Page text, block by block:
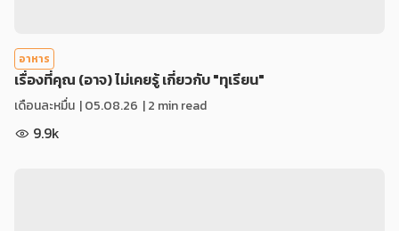
อาหาร
เรื่องที่คุณ (อาจ) ไม่เคยรู้ เกี่ยวกับ "ทุเรียน"
เดือนละหมื่น |05.08.26 | 2 min read
9.9k